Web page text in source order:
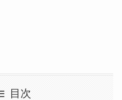
目次